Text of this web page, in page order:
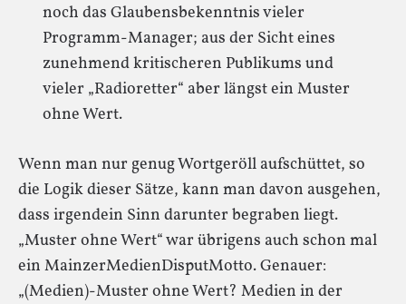
noch das Glaubensbekenntnis vieler
Programm-Manager; aus der Sicht eines
zunehmend kritischeren Publikums und
vieler „Radioretter“ aber längst ein Muster
ohne Wert.
Wenn man nur genug Wortgeröll aufschüttet, so
die Logik dieser Sätze, kann man davon ausgehen,
dass irgendein Sinn darunter begraben liegt.
„Muster ohne Wert“ war übrigens auch schon mal
ein MainzerMedienDisputMotto. Genauer:
„(Medien)-Muster ohne Wert? Medien in der